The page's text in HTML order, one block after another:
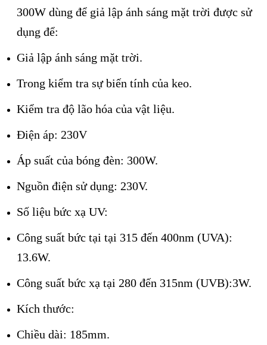
300W dùng để giả lập ánh sáng mặt trời được sử
dụng để:
Giả lập ánh sáng mặt trời.
Trong kiểm tra sự biến tính của keo.
Kiểm tra độ lão hóa của vật liệu.
Điện áp: 230V
Áp suất của bóng đèn: 300W.
Nguồn điện sử dụng: 230V.
Số liệu bức xạ UV:
Công suất bức tại tại 315 đến 400nm (UVA):
13.6W.
Công suất bức xạ tại 280 đến 315nm (UVB):3W.
Kích thước:
Chiều dài: 185mm.